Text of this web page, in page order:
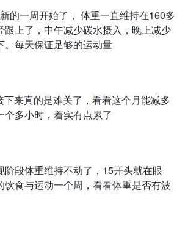
的一周开始了， 体重一直维持在160多
跟上了，中午减少碳水摄入，晚上减少
。每天保证足够的运动量
下来真的是难关了，看看这个月能减多
个多小时，着实有点累了
阶段体重维持不动了，15开头就在眼
饮食与运动一个周，看看体重是否有波